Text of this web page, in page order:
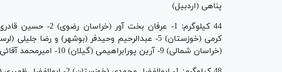
پناهی (اردبیل)
(خراسان شمالی) 9- آرین پورابراهیمی (گیلان) 10- امیرمحمد آقائی (البرز)